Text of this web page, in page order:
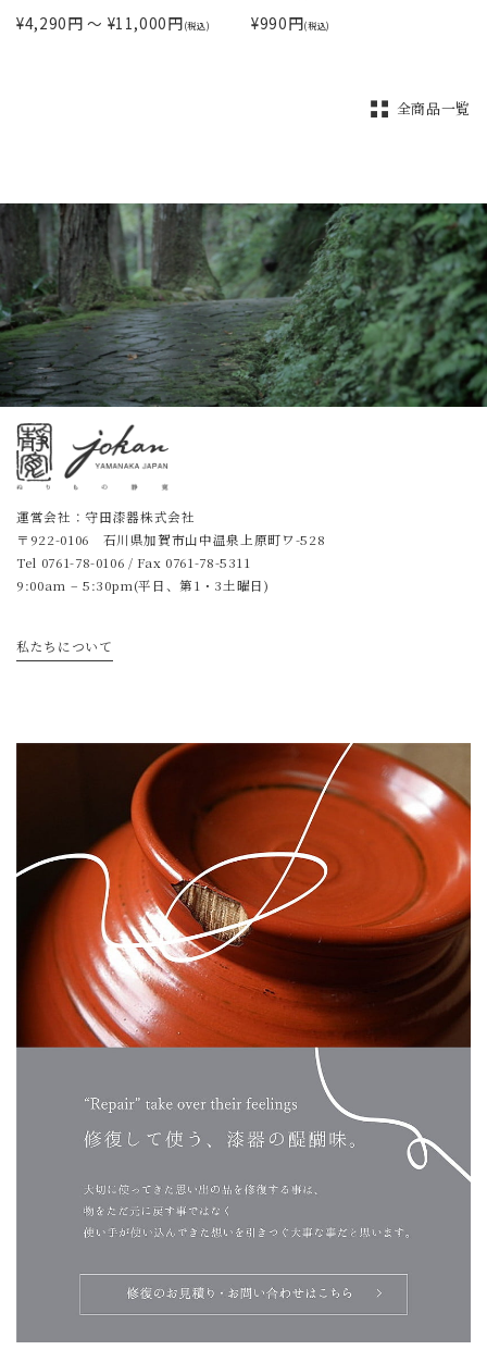
¥4,290円 ～ ¥11,000円(税込) ¥990円(税込)
全商品一覧
運営会社：守田漆器株式会社
〒922-0106 石川県加賀市山中温泉上原町ワ-528
Tel 0761-78-0106 / Fax 0761-78-5311
9:00am – 5:30pm(平日、第1・3土曜日)
私たちについて